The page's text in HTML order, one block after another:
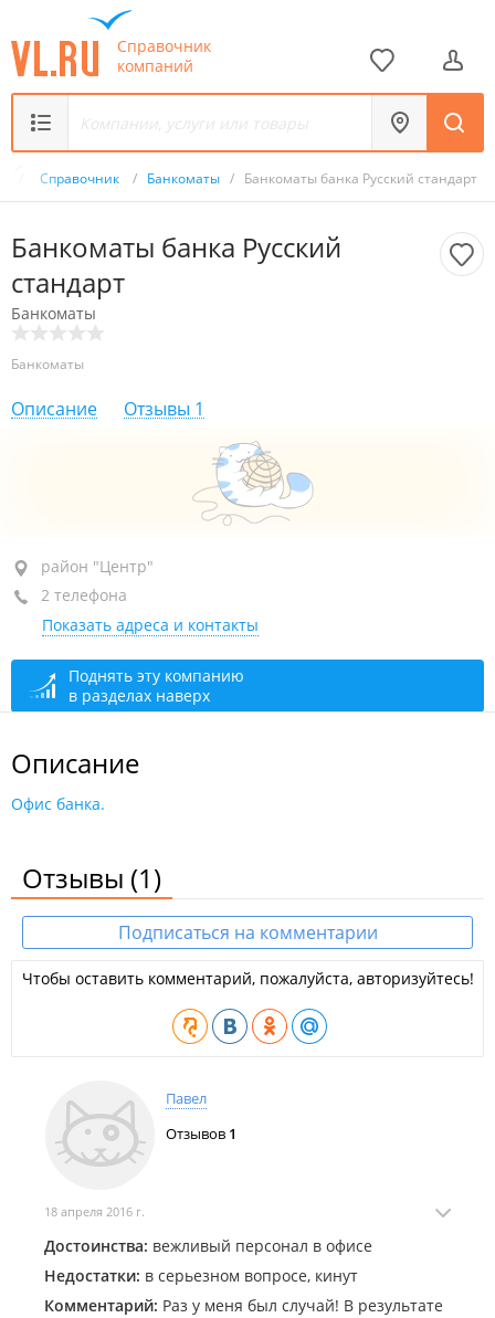
Справочник
компаний
Справочник / Банкоматы / Банкоматы банка Русский стандарт
Банкоматы банка Русский
стандарт
Банкоматы
Банкоматы
Описание Отзывы 1
район "Центр", пр-т Океанский, 13А
сегодня закрыто
район "Центр"
2 телефона
Показать адреса и контакты
Поднять эту компанию
в разделах наверх
Описание
Офис банка.
Отзывы (1)
Подписаться на комментарии
Чтобы оставить комментарий, пожалуйста, авторизуйтесь!
Павел
Отзывов 1
18 апреля 2016 г.
Достоинства: вежливый персонал в офисе
Недостатки: в серьезном вопросе, кинут
Комментарий: Раз у меня был случай! В результате